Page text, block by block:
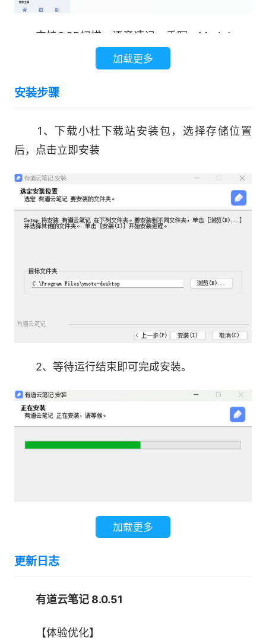
支持OCR扫描、语音速记、手写、Markdown
等记录方式;微信、微博、网页内容一键收藏，永
级目录管理文档，多端同步备份的智能云盘;海量
户成为更好的自己。
【AI智能助手】
智能问答：检索全部笔记，智能梳理要点
【5大文稿类型，让记录得心应手】
专业强大的编辑器，支持5种文稿类型，随心
加载更多
安装步骤
1、下载小杜下载站安装包，选择存储位置
后，点击立即安装
2、等待运行结束即可完成安装。
加载更多
更新日志
有道云笔记 8.0.51
【体验优化】